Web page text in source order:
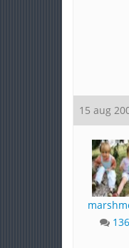
15 aug